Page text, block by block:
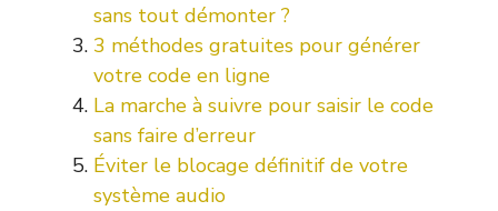
sans tout démonter ?
3 méthodes gratuites pour générer
votre code en ligne
La marche à suivre pour saisir le code
sans faire d’erreur
Éviter le blocage définitif de votre
système audio